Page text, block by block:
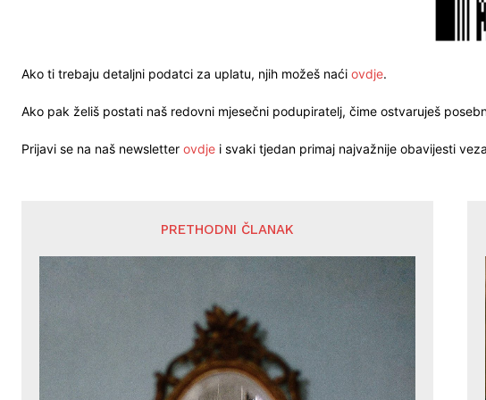
Ako ti trebaju detaljni podatci za uplatu, njih možeš naći ovdje.
Ako pak želiš postati naš redovni mjesečni podupiratelj, čime ostvaruješ
Prijavi se na naš newsletter ovdje i svaki tjedan primaj najvažnije obavijesti
PRETHODNI ČLANAK